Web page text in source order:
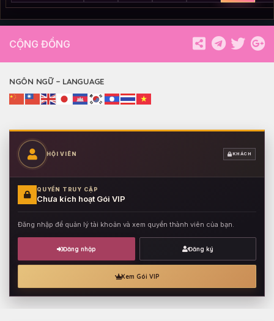
CỘNG ĐỒNG
NGÔN NGỮ – LANGUAGE
HỘI VIÊN KHÁCH
QUYỀN TRUY CẬP
Chưa kích hoạt Gói VIP
Đăng nhập để quản lý tài khoản và xem quyền thành viên của bạn.
Đăng nhập Đăng ký
Xem Gói VIP